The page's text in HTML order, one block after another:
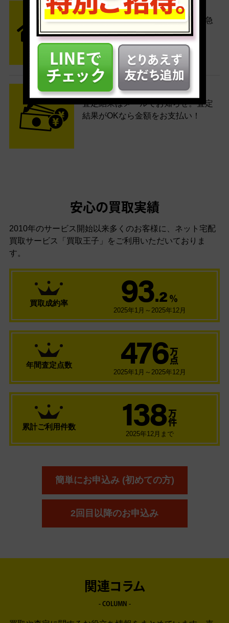
STEP2 発送
送料無料でご自宅から発送！佐川急
便がご自宅まで引き取りに伺いま
す。
STEP3 ご入金
査定結果はメールでお知らせ。査定
結果がOKなら金額をお支払い！
安心の買取実績
2010年のサービス開始以来多くのお客様に、 ネット宅配
買取サービス「買取王子」をご利用いただいておりま
す。
買取成約率 93.2 ％
2025年1月～2025年12月
年間査定点数 476 万
点
2025年1月～2025年12月
累計ご利用件数 138 万
件
2025年12月まで
簡単にお申込み (初めての方)
2回目以降のお申込み
関連コラム
- COLUMN -